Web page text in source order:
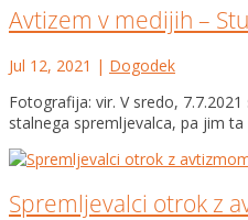
Avtizem v medijih –
Jul 12, 2021 | Dogodek
Fotografija: vir. V sredo,
stalnega spremljevalca, pa jim ta
Spremljevalci otrok z